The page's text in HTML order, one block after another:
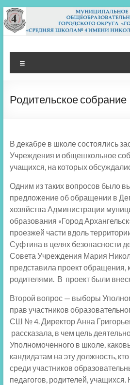
Перейти
к
содержимому
МБОУ СШ 4
Архангельск
Родительское собрание
В декабре в школе состоялись
Учреждения и общешкольное
учащихся, на которых
Одним из таких вопросов было
предложение об обращении в
хозяйства Администрации
образования «Город
проезжей части вдоль
Суфтина в целях безопасности
Совета Учреждения Мария
представила проект
родителями. В проект были
Второй вопрос — выборы
прав участников
СШ № 4. Директор Анна
рассказала, в чем цель
Уполномоченного в школе,
кандидатам на эту должность,
среди участников
педагогов, родителей,